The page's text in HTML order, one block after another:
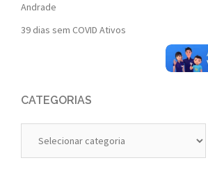
Andrade
39 dias sem COVID Ativos
CATEGORIAS